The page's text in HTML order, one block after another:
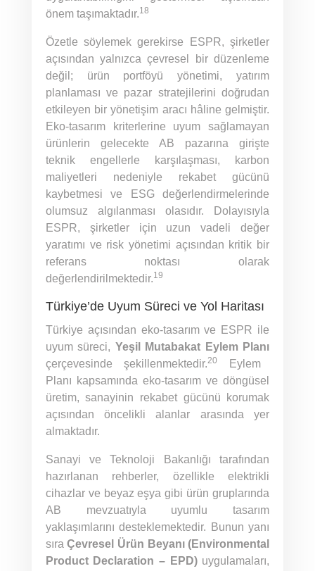
önem taşımaktadır.18
Özetle söylemek gerekirse ESPR, şirketler
açısından yalnızca çevresel bir düzenleme
değil; ürün portföyü yönetimi, yatırım
planlaması ve pazar stratejilerini doğrudan
etkileyen bir yönetişim aracı hâline gelmiştir.
Eko-tasarım kriterlerine uyum sağlamayan
ürünlerin gelecekte AB pazarına girişte
teknik engellerle karşılaşması, karbon
maliyetleri nedeniyle rekabet gücünü
kaybetmesi ve ESG değerlendirmelerinde
olumsuz algılanması olasıdır. Dolayısıyla
ESPR, şirketler için uzun vadeli değer
yaratımı ve risk yönetimi açısından kritik bir
referans noktası olarak
değerlendirilmektedir.19
Türkiye’de Uyum Süreci ve Yol Haritası
Türkiye açısından eko-tasarım ve ESPR ile
uyum süreci, Yeşil Mutabakat Eylem Planı
çerçevesinde şekillenmektedir.20
Eylem
Planı kapsamında eko-tasarım ve döngüsel
üretim, sanayinin rekabet gücünü korumak
açısından öncelikli alanlar arasında yer
almaktadır.
Sanayi ve Teknoloji Bakanlığı tarafından
hazırlanan rehberler, özellikle elektrikli
cihazlar ve beyaz eşya gibi ürün gruplarında
AB mevzuatıyla uyumlu tasarım
yaklaşımlarını desteklemektedir. Bunun yanı
sıraÇevresel Ürün Beyanı (Environmental
Product Declaration – EPD)uygulamaları,